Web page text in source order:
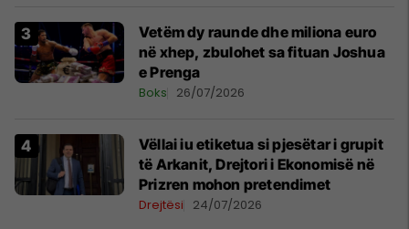
Vetëm dy raunde dhe miliona euro
në xhep, zbulohet sa fituan Joshua
e Prenga
Boks 26/07/2026
Vëllai iu etiketua si pjesëtar i grupit
të Arkanit, Drejtori i Ekonomisë në
Prizren mohon pretendimet
Drejtësi 24/07/2026